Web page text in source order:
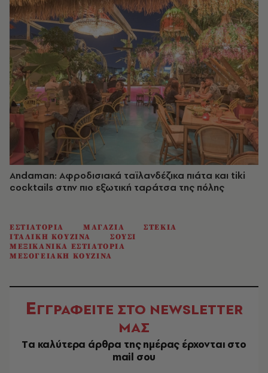
Andaman: Αφροδισιακά ταϊλανδέζικα πιάτα και tiki
cocktails στην πιο εξωτική ταράτσα της πόλης
ΕΣΤΙΑΤΟΡΙΑ ΜΑΓΑΖΙΑ
ΣΤΕΚΙΑ
ΙΤΑΛΙΚΗ ΚΟΥΖΙΝΑ
ΣΟΥΣΙ
ΜΕΞΙΚΑΝΙΚΑ ΕΣΤΙΑΤΟΡΙΑ
ΜΕΣΟΓΕΙΑΚΗ ΚΟΥΖΙΝΑ
ΕΓΓΡΑΦΕΙΤΕ ΣΤΟ NEWSLETTER
ΜΑΣ
Tα καλύτερα άρθρα της ημέρας έρχονται στο
mail σου